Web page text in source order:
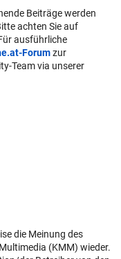
Beiträge werden
achten Sie auf
ausführliche
Forumzur
Team via unserer
die Meinung des
(KMM) wieder.